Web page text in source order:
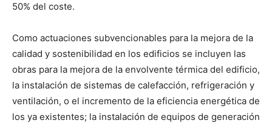
50% del coste.
Como actuaciones subvencionables para la mejora de la
calidad y sostenibilidad en los edificios se incluyen las
obras para la mejora de la envolvente térmica del edificio,
la instalación de sistemas de calefacción, refrigeración y
ventilación, o el incremento de la eficiencia energética de
los ya existentes; la instalación de equipos de generación